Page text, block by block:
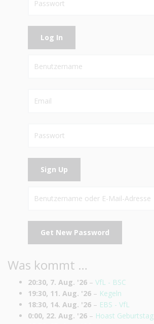
Was kommt …
20:30, 7. Aug. '26 – VfL - BSC
19:30, 11. Aug. '26 – Kegeln
18:30, 14. Aug. '26 – EBS - VfL
0:00, 22. Aug. '26 – Hoast Geburtstag